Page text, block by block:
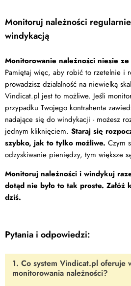
Monitoruj należności
windykacją
Monitorowanie należności niesie
Pamiętaj więc, aby robić to rzetelnie i
prowadzisz działalność na niewielką
Vindicat.pl jest to możliwe. Jeśli
przypadku Twojego kontrahenta
nadające się do windykacji - możesz
jednym kliknięciem. Staraj się
szybko, jak to tylko możliwe. Czym
odzyskiwanie pieniędzy, tym większe
Monitoruj należności i windykuj
dotąd nie było to tak proste. Załóż
dziś.
Pytania i odpowiedzi:
1. Co system Vindicat.pl oferuje
monitorowania należności?